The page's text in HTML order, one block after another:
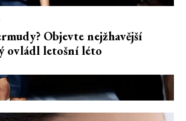
Objevte nejžhavější
ovládl letošní léto